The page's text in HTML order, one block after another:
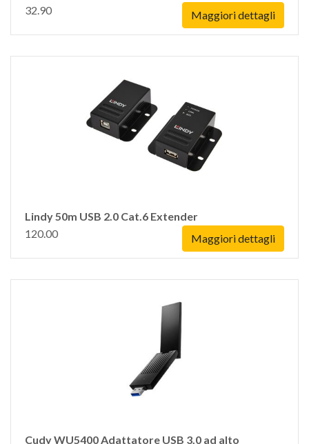
32.90
Maggiori dettagli
Lindy 50m USB 2.0 Cat.6 Extender
120.00
Maggiori dettagli
Cudy WU5400 Adattatore USB 3.0 ad alto